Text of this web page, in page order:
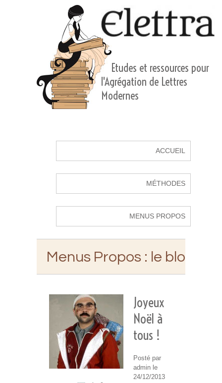
Etudes et ressources pour
l'Agrégation de Lettres
Modernes
ACCUEIL
MÉTHODES
MENUS PROPOS
Menus Propos : le blog
Joyeux
Noël à
tous !
Posté par
admin le
24/12/2013